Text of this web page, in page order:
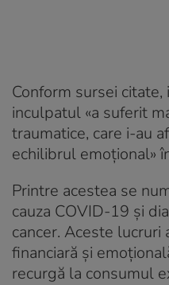
Conform sursei
inculpatul «a suferit
traumatice, care i-au
echilibrul emoțional»
Printre acestea se
cauza COVID-19 și
cancer. Aceste
financiară și
recurgă la consumul